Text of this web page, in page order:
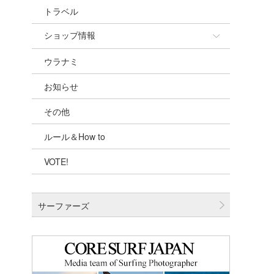
トラベル
ショップ情報
ショップ情報
湘南
千葉北
伊豆
千葉南
四国
沖縄
ウラナミ
お知らせ
その他
ルール＆How to
VOTE!
サーファーズ